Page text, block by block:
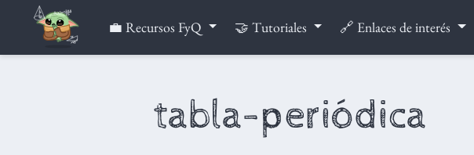
💼 Recursos FyQ 🤝 Tutoriales 🔗 Enlaces de interés
tabla-periódica